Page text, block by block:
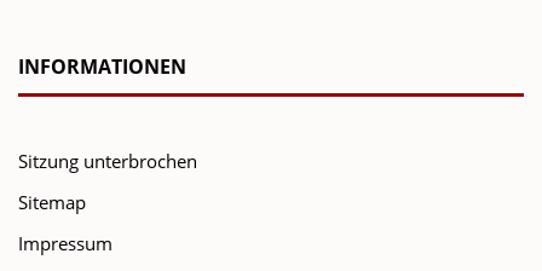
INFORMATIONEN
Sitzung unterbrochen
Sitemap
Impressum